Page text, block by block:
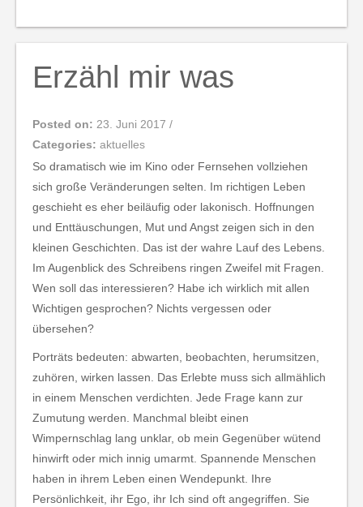
Erzähl mir was
Posted on: 23. Juni 2017 /
Categories: aktuelles
So dramatisch wie im Kino oder Fernsehen vollziehen
sich große Veränderungen selten. Im richtigen Leben
geschieht es eher beiläufig oder lakonisch. Hoffnungen
und Enttäuschungen, Mut und Angst zeigen sich in den
kleinen Geschichten. Das ist der wahre Lauf des Lebens.
Im Augenblick des Schreibens ringen Zweifel mit Fragen.
Wen soll das interessieren? Habe ich wirklich mit allen
Wichtigen gesprochen? Nichts vergessen oder
übersehen?
Porträts bedeuten: abwarten, beobachten, herumsitzen,
zuhören, wirken lassen. Das Erlebte muss sich allmählich
in einem Menschen verdichten. Jede Frage kann zur
Zumutung werden. Manchmal bleibt einen
Wimpernschlag lang unklar, ob mein Gegenüber wütend
hinwirft oder mich innig umarmt. Spannende Menschen
haben in ihrem Leben einen Wendepunkt. Ihre
Persönlichkeit, ihr Ego, ihr Ich sind oft angegriffen. Sie